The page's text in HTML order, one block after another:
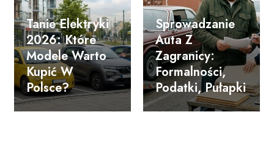
Tanie Elektryki
2026: Które
Modele Warto
Kupić W
Polsce?
Sprowadzanie
Auta Z
Zagranicy:
Formalności,
Podatki, Pułapki